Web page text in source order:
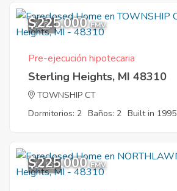
1
$225,000 EMV
Pre-ejecución hipotecaria
Sterling Heights, MI 48310
TOWNSHIP CT
Dormitorios: 2 Baños: 2 Built in 1995
11
$225,000 EMV